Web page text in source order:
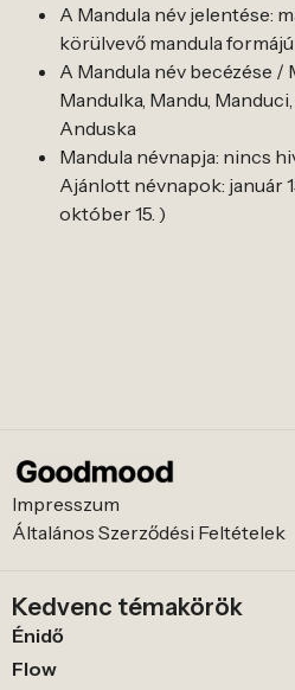
A Mandula név jelentése:
körülvevő mandula
A Mandula név becézése /
Mandulka, Mandu,
Anduska
Mandula névnapja: nincs
Ajánlott névnapok: január
október 15. )
Impresszum
Általános Szerződési Feltételek
Kedvenc témakörök
Énidő
Flow